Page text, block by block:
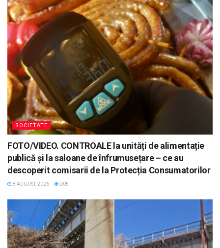
SOCIETATE
FOTO/VIDEO. CONTROALE la unități de alimentație
publică și la saloane de înfrumusețare – ce au
descoperit comisarii de la Protecția Consumatorilor
8 AUGUST, 2026 205